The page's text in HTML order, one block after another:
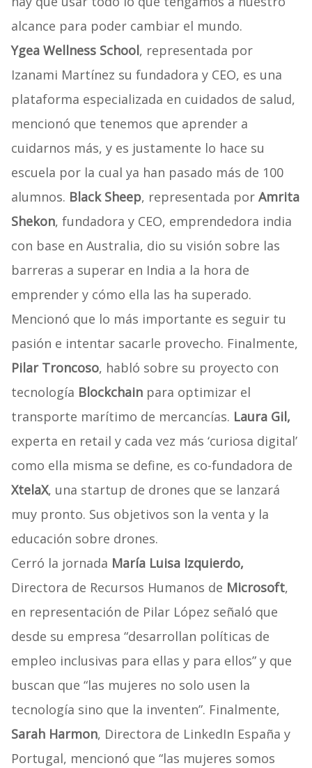
alcance para poder cambiar el mundo.
Ygea Wellness School, representada por
Izanami Martínez su fundadora y CEO, es una
plataforma especializada en cuidados de salud,
mencionó que tenemos que aprender a
cuidarnos más, y es justamente lo hace su
escuela por la cual ya han pasado más de 100
alumnos. Black Sheep, representada porAmrita
Shekon, fundadora y CEO, emprendedora india
con base en Australia, dio su visión sobre las
barreras a superar en India a la hora de
emprender y cómo ella las ha superado.
Mencionó que lo más importante es seguir tu
pasión e intentar sacarle provecho. Finalmente,
Pilar Troncoso, habló sobre su proyecto con
tecnología Blockchain para optimizar el
transporte marítimo de mercancías. Laura Gil,
experta en retail y cada vez más ‘curiosa digital’
como ella misma se define, es co-fundadora de
XtelaX, una startup de drones que se lanzará
muy pronto. Sus objetivos son la venta y la
educación sobre drones.
Cerró la jornada María Luisa Izquierdo,
Directora de Recursos Humanos de Microsoft,
en representación de Pilar López señaló que
desde su empresa “desarrollan políticas de
empleo inclusivas para ellas y para ellos” y que
buscan que “las mujeres no solo usen la
tecnología sino que la inventen”. Finalmente,
Sarah Harmon, Directora de LinkedIn España y
Portugal, mencionó que “las mujeres somos